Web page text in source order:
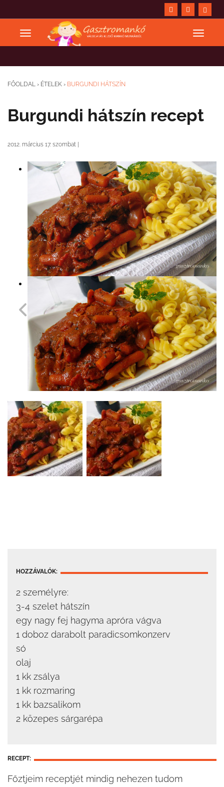
FŐOLDAL › ÉTELEK › BURGUNDI HÁTSZÍN
Burgundi hátszín recept
2012. március 17. szombat |
HOZZÁVALÓK:
2 személyre:
3-4 szelet hátszín
egy nagy fej hagyma apróra vágva
1 doboz darabolt paradicsomkonzerv
só
olaj
1 kk zsálya
1 kk rozmaring
1 kk bazsalikom
2 közepes sárgarépa
RECEPT:
Főztjeim receptjét mindig nehezen tudom